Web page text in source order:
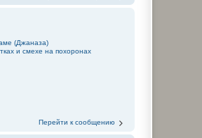
(Джаназа)
и смехе на похоронах
Перейти к сообщению